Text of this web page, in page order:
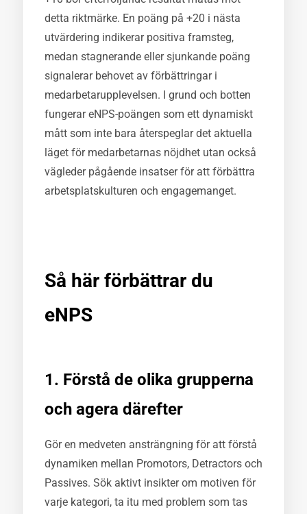
detta riktmärke. En poäng på +20 i nästa
utvärdering indikerar positiva framsteg,
medan stagnerande eller sjunkande poäng
signalerar behovet av förbättringar i
medarbetarupplevelsen. I grund och botten
fungerar eNPS-poängen som ett dynamiskt
mått som inte bara återspeglar det aktuella
läget för medarbetarnas nöjdhet utan också
vägleder pågående insatser för att förbättra
arbetsplatskulturen och engagemanget.
Så här förbättrar du
eNPS
1. Förstå de olika grupperna
och agera därefter
Gör en medveten ansträngning för att förstå
dynamiken mellan Promotors, Detractors och
Passives. Sök aktivt insikter om motiven för
varje kategori, ta itu med problem som tas